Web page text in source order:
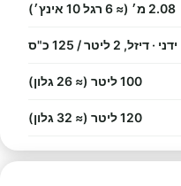
2.08 מ׳ (≈ 6 רגל 10 אינץ׳)
ידני · דיזל, 2 ליטר / 125 כ"ס
100 ליטר (≈ 26 גלון)
120 ליטר (≈ 32 גלון)